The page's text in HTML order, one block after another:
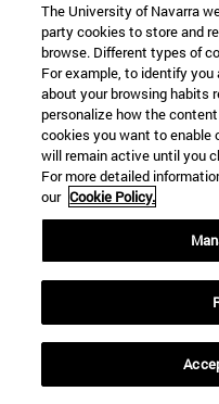
22 SEP
FUNCIÓN Y
Más información
The University of Navarra
party cookies to store and
browse. Different types of
For example, to identify
about your browsing habits
personalize how the
cookies you want to enable
will remain active until you
For more detailed
our Cookie Policy.